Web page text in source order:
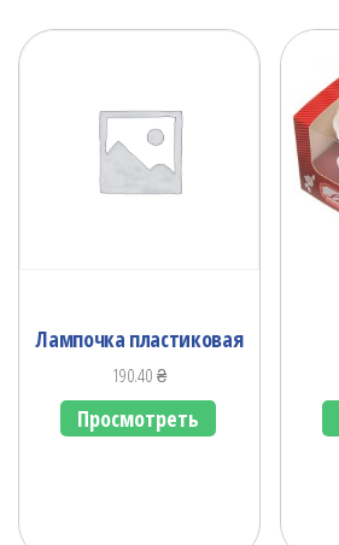
Лампочка пластиковая
190.40₴
Просмотреть